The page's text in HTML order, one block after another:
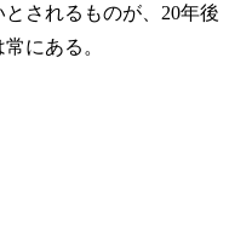
されるものが、20年後
にある。